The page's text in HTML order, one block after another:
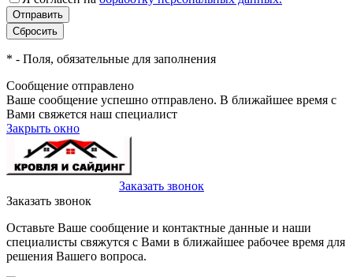
* - Поля, обязательные для заполнения
Сообщение отправлено
Ваше сообщение успешно отправлено. В ближайшее время с
Вами свяжется наш специалист
Закрыть окно
Заказать звонок
Заказать звонок
Оставьте Ваше сообщение и контактные данные и наши
специалисты свяжутся с Вами в ближайшее рабочее время для
решения Вашего вопроса.